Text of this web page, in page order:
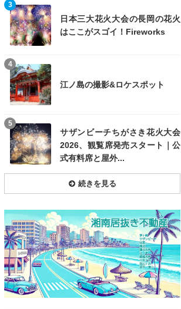
日本三大花火大会の長岡の花火
はここがスゴイ！Fireworks
3
江ノ島の撮影&ロケスポット
4
サザンビーチちがさき花火大会
2026、観覧席発売スタート｜公
式有料席と屋外...
5
続きを見る